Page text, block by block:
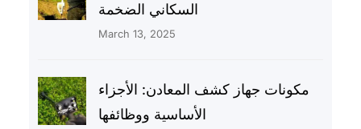
السكاني الضخمة
March 13, 2025
مكونات جهاز كشف المعادن: الأجزاء
الأساسية ووظائفها